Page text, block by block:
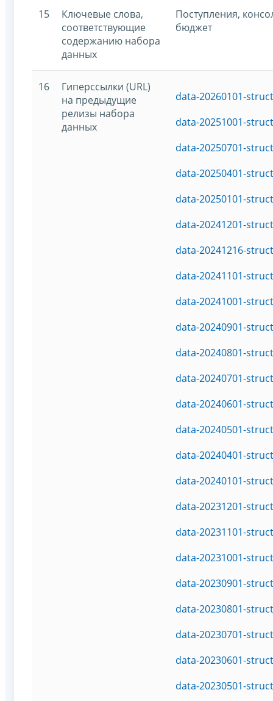
15
Ключевые слова,
соответствующие
содержанию набора
данных
Поступления,
бюджет
16
Гиперссылки (URL)
на предыдущие
релизы набора
данных
data-20260101-
data-20251001-
data-20250701-
data-20250401-
data-20250101-
data-20241201-
data-20241216-
data-20241101-
data-20241001-
data-20240901-
data-20240801-
data-20240701-
data-20240601-
data-20240501-
data-20240401-
data-20240101-
data-20231201-
data-20231101-
data-20231001-
data-20230901-
data-20230801-
data-20230701-
data-20230601-
data-20230501-